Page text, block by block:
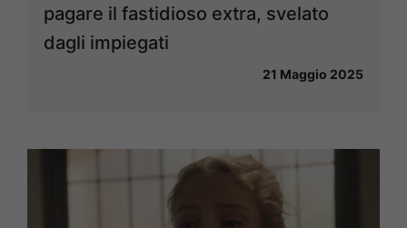
pagare il fastidioso extra, svelato
dagli impiegati
21 Maggio 2025